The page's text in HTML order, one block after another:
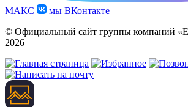
МАКС
мы ВКонтакте
© Официальный сайт группы компаний
2026